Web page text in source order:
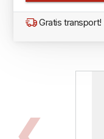
Gratis transport!